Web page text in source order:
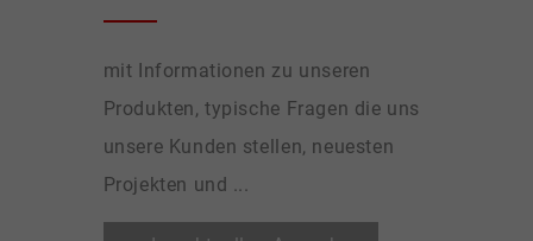
mit Informationen zu unseren
Produkten, typische Fragen die uns
unsere Kunden stellen, neuesten
Projekten und ...